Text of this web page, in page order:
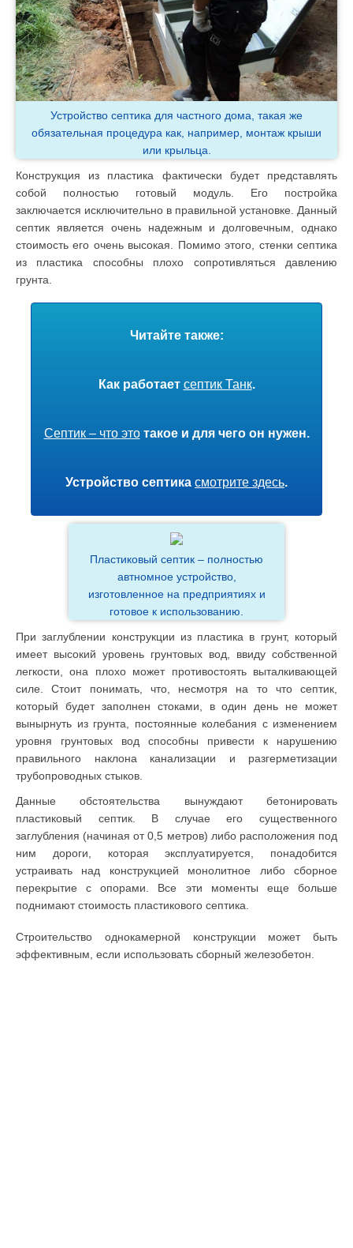
Устройство септика для частного дома, такая же
обязательная процедура как, например, монтаж крыши
или крыльца.
Конструкция из пластика фактически будет представлять
собой полностью готовый модуль. Его постройка
заключается исключительно в правильной установке. Данный
септик является очень надежным и долговечным, однако
стоимость его очень высокая. Помимо этого, стенки септика
из пластика способны плохо сопротивляться давлению
грунта.
Читайте также:
Как работает септик Танк.
Септик – что этотакое и для чего он нужен.
Устройство септика смотрите здесь.
Пластиковый септик – полностью
автномное устройство,
изготовленное на предприятиях и
готовое к использованию.
При заглублении конструкции из пластика в грунт, который
имеет высокий уровень грунтовых вод, ввиду собственной
легкости, она плохо может противостоять выталкивающей
силе. Стоит понимать, что, несмотря на то что септик,
который будет заполнен стоками, в один день не может
вынырнуть из грунта, постоянные колебания с изменением
уровня грунтовых вод способны привести к нарушению
правильного наклона канализации и разгерметизации
трубопроводных стыков.
Данные обстоятельства вынуждают бетонировать
пластиковый септик. В случае его существенного
заглубления (начиная от 0,5 метров) либо расположения под
ним дороги, которая эксплуатируется, понадобится
устраивать над конструкцией монолитное либо сборное
перекрытие с опорами. Все эти моменты еще больше
поднимают стоимость пластикового септика.
Строительство однокамерной конструкции может быть
эффективным, если использовать сборный железобетон.